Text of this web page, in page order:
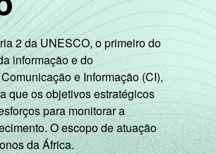
2 da UNESCO, o primeiro do
informação e do
e Informação (CI),
que os objetivos estratégicos
para monitorar a
O escopo de atuação
da África.